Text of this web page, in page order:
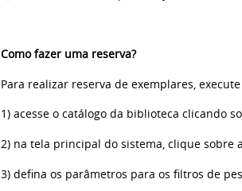
Como fazer uma reserva?
Para realizar reserva de exemplares,
1) acesse o catálogo da biblioteca clicando
2) na tela principal do sistema, clique sobre
3) defina os parâmetros para os filtros de